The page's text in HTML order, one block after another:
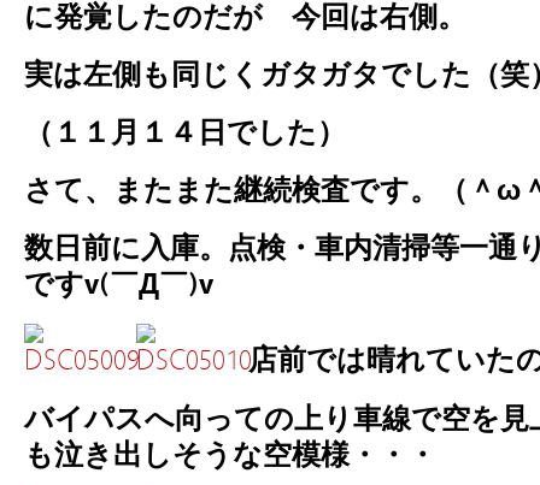
に発覚したのだが 今回は右側。
実は左側も同じくガタガタでした（
（１１月１４日でした）
さて、またまた継続検査です。（＾
数日前に入庫。点検・車内清掃等一通
ですv(￣Д￣)v
店前では晴れてい
バイパスへ向っての上り車線で空を
も泣き出しそうな空模様・・・